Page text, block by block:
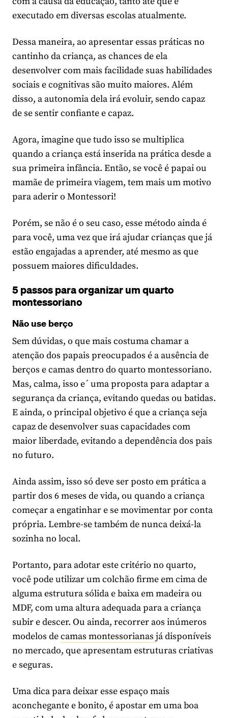
executado em diversas escolas atualmente.
Dessa maneira, ao apresentar essas práticas no
cantinho da criança, as chances de ela
desenvolver com mais facilidade suas habilidades
sociais e cognitivas são muito maiores. Além
disso, a autonomia dela irá evoluir, sendo capaz
de se sentir confiante e capaz.
Agora, imagine que tudo isso se multiplica
quando a criança está inserida na prática desde a
sua primeira infância. Então, se você é papai ou
mamãe de primeira viagem, tem mais um motivo
para aderir o Montessori!
Porém, se não é o seu caso, esse método ainda é
para você, uma vez que irá ajudar crianças que já
estão engajadas a aprender, até mesmo as que
possuem maiores dificuldades.
5 passos para organizar um quarto
montessoriano
Não use berço
Sem dúvidas, o que mais costuma chamar a
atenção dos papais preocupados é a ausência de
berços e camas dentro do quarto montessoriano.
Mas, calma, isso e´ uma proposta para adaptar a
segurança da criança, evitando quedas ou batidas.
E ainda, o principal objetivo é que a criança seja
capaz de desenvolver suas capacidades com
maior liberdade, evitando a dependência dos pais
no futuro.
Ainda assim, isso só deve ser posto em prática a
partir dos 6 meses de vida, ou quando a criança
começar a engatinhar e se movimentar por conta
própria. Lembre-se também de nunca deixá-la
sozinha no local.
Portanto, para adotar este critério no quarto,
você pode utilizar um colchão firme em cima de
alguma estrutura sólida e baixa em madeira ou
MDF, com uma altura adequada para a criança
subir e descer. Ou ainda, recorrer aos inúmeros
modelos decamas montessorianas já disponíveis
no mercado, que apresentam estruturas criativas
e seguras.
Uma dica para deixar esse espaço mais
aconchegante e bonito, é apostar em uma boa